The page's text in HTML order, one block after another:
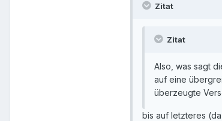
Zitat
Zitat
Also, was sagt
auf eine
überzeugte
bis auf letzteres